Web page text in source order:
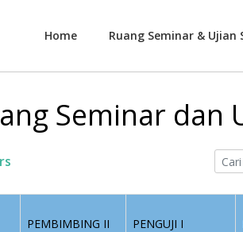
Home Ruang Seminar & Ujian
Seminar dan
PEMBIMBING II PENGUJI I